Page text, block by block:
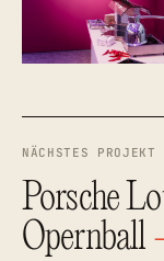
NÄCHSTES PROJEKT
Porsche
Opernball